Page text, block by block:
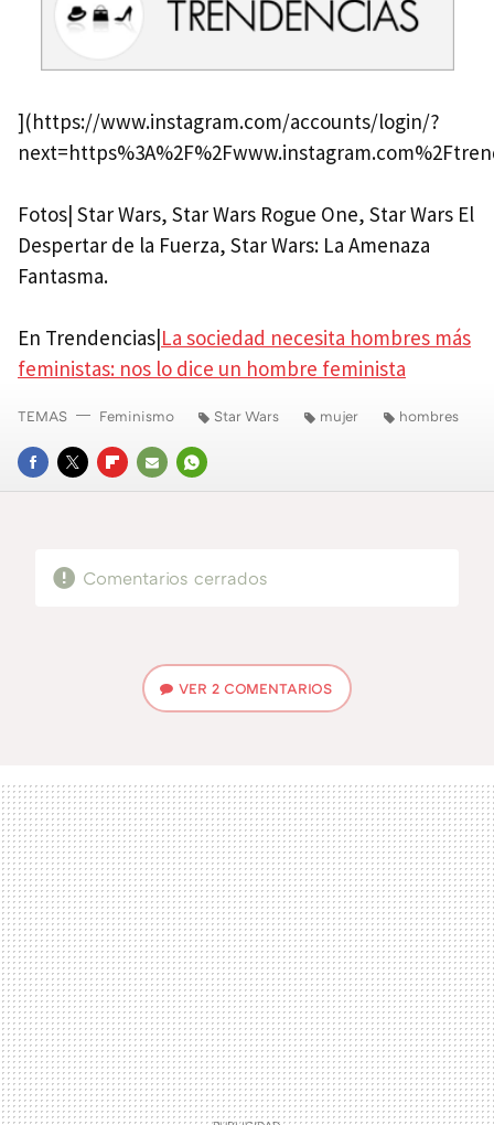
](https://www.instagram.com/accounts/login/?
Fotos| Star Wars, Star Wars Rogue One, Star Wars El
Despertar de la Fuerza, Star Wars: La Amenaza
Fantasma.
En Trendencias| La sociedad necesita hombres más
feministas: nos lo dice un hombre feminista
FACEBOOK
TWITTERFLIPBOARD
E-
WHATSAPP
TEMAS Feminismo Star Wars mujer hombres
Comentarios cerrados
VER2 COMENTARIOS